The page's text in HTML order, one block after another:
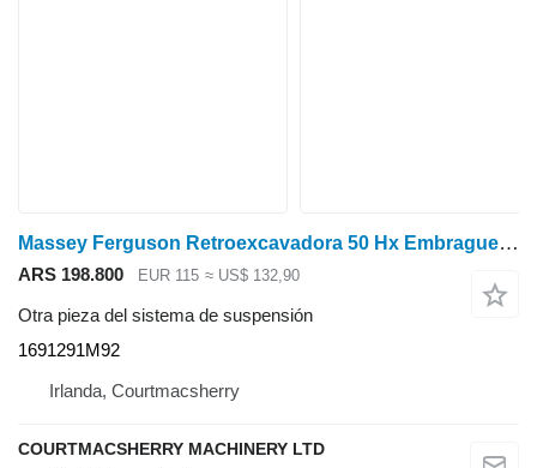
Massey Ferguson Retroexcavadora 50 Hx Embrague de transmisión Cubo de engranaje Z33 1691291M92 para tractor de ruedas
ARS 198.800 EUR 115 ≈ US$ 132,90
Otra pieza del sistema de suspensión
1691291M92
Irlanda, Courtmacsherry
COURTMACSHERRY MACHINERY LTD